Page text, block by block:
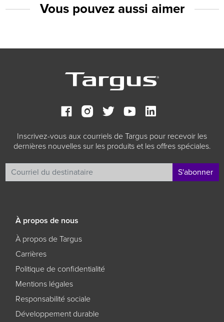
Vous pouvez aussi aimer
Inscrivez-vous aux courriels de Targus pour recevoir les
dernières nouvelles sur les produits et les offres spéciales.
S'abonner
À propos de nous
À propos de Targus
Carrières
Politique de confidentialité
Mentions légales
Responsabilité sociale
Développement durable